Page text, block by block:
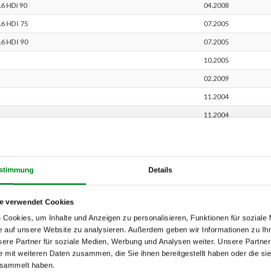
Details
verwendet Cookies
Cookies, um Inhalte und Anzeigen zu personalisieren, Funktionen für soziale
auf unsere Website zu analysieren. Außerdem geben wir Informationen zu
Partner für soziale Medien, Werbung und Analysen weiter. Unsere
mit weiteren Daten zusammen, die Sie ihnen bereitgestellt haben oder die
haben.
HDi 90 04.2008
HDI 75 07.2005
HDI 90 07.2005
10.2005
02.2009
11.2004
11.2004
HDi
01.2007
D Multijet
02.2007